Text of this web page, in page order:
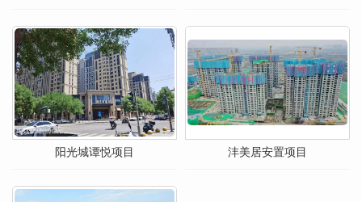
阳光城谭悦项目 沣美居安置项目